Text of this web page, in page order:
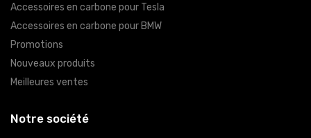
Accessoires en carbone pour Tesla
Accessoires en carbone pour BMW
Promotions
Nouveaux produits
Meilleures ventes
Notre société